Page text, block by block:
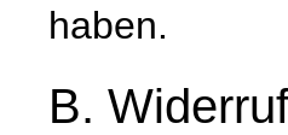
haben.
B.